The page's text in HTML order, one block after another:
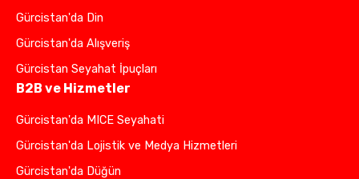
Gürcistan'da Din
Gürcistan'da Alışveriş
Gürcistan Seyahat İpuçları
B2B ve Hizmetler
Gürcistan'da MICE Seyahati
Gürcistan'da Lojistik ve Medya Hizmetleri
Gürcistan'da Düğün